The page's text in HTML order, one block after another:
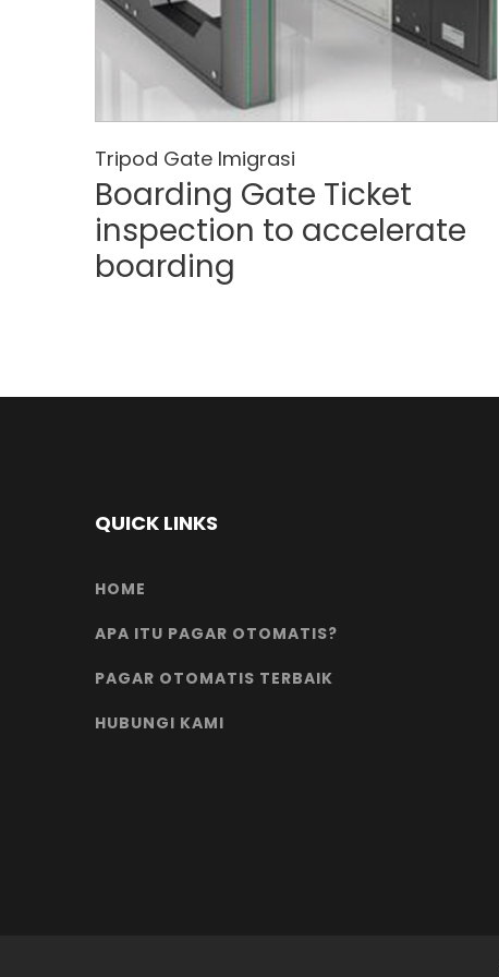
Tripod Gate Imigrasi
Boarding Gate Ticket
inspection to accelerate
boarding
QUICK LINKS
HOME
APA ITU PAGAR OTOMATIS?
PAGAR OTOMATIS TERBAIK
HUBUNGI KAMI